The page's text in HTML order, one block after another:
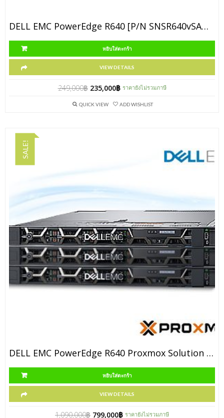
DELL EMC PowerEdge R640 [P/N SNSR640vSAN1]
หยิบใส่ตะกร้า
VIEW DETAILS
249,000฿ 235,000฿ ราคายังไม่รวมภาษี
QUICK VIEW ADD WISHLIST
SALE!
DELL EMC PowerEdge R640 Proxmox Solution [P/N 2BER640Prox1]
หยิบใส่ตะกร้า
VIEW DETAILS
1,090,000฿ 799,000฿ ราคายังไม่รวมภาษี